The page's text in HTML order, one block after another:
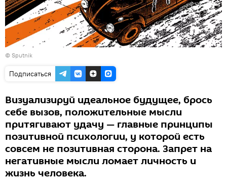
© Sputnik
Подписаться
Визуализируй идеальное будущее, брось
себе вызов, положительные мысли
притягивают удачу — главные принципы
позитивной психологии, у которой есть
совсем не позитивная сторона. Запрет на
негативные мысли ломает личность и
жизнь человека.